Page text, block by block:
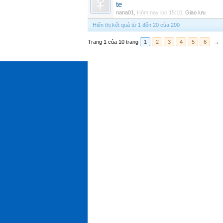
te
nana01 Hôm nay lúc 15:10 Giao lưu
Hiển thị kết quả từ 1 đến 20 của 200
Trang 1 của 10 trang 1 2 3 4 5 6 →